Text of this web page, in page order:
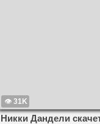
31K
Никки Дандели